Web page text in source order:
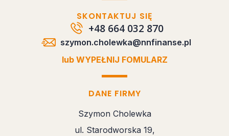
DANE FIRMY
Szymon Cholewka
ul. Starodworska 19,
SKONTAKTUJ SIĘ
+48 664 032 870
szymon.cholewka@nnfinanse.pl
lub WYPEŁNIJ FOMULARZ